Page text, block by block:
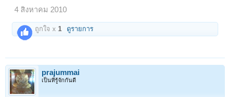
4 สิงหาคม 2010
ถูกใจ x 1 ดูรายการ
prajummai
เป็นที่รู้จักกันดี